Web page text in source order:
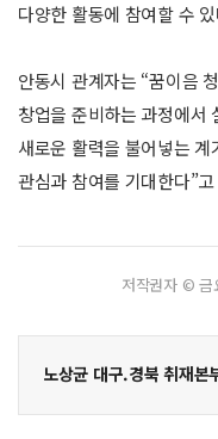
다양한 활동에 참여할 수
안동시 관계자는 “꿈이음
창업을 준비하는 과정에서
새로운 활력을 불어넣는
관심과 참여를 기대한다”
저작권자 © 금
노상균 대구.경북 취재본